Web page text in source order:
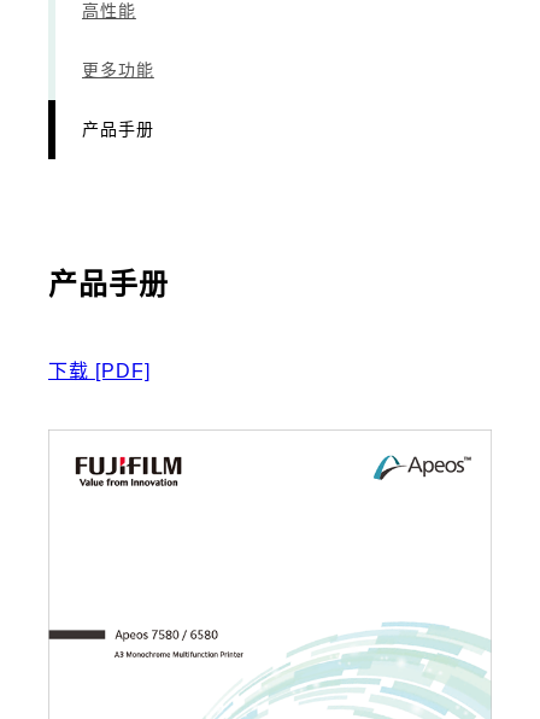
高性能
更多功能
产品手册
产品手册
下载 [PDF]